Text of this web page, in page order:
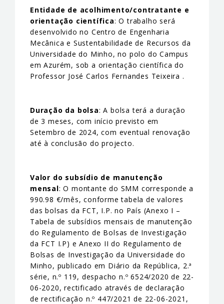
Entidade de acolhimento/contratante e
orientação científica: O trabalho será
desenvolvido no Centro de Engenharia
Mecânica e Sustentabilidade de Recursos da
Universidade do Minho, no polo do Campus
em Azurém, sob a orientação científica do
Professor José Carlos Fernandes Teixeira .
Duração da bolsa: A bolsa terá a duração
de 3 meses, com início previsto em
Setembro de 2024, com eventual renovação
até à conclusão do projecto.
Valor do subsídio de manutenção
mensal: O montante do SMM corresponde a
990.98 €/mês, conforme tabela de valores
das bolsas da FCT, I.P. no País (Anexo I –
Tabela de subsídios mensais de manutenção
do Regulamento de Bolsas de Investigação
da FCT I.P) e Anexo II do Regulamento de
Bolsas de Investigação da Universidade do
Minho, publicado em Diário da República, 2.ª
série, n.º 119, despacho n.º 6524/2020 de 22-
06-2020, rectificado através de declaração
de rectificação n.º 447/2021 de 22-06-2021,